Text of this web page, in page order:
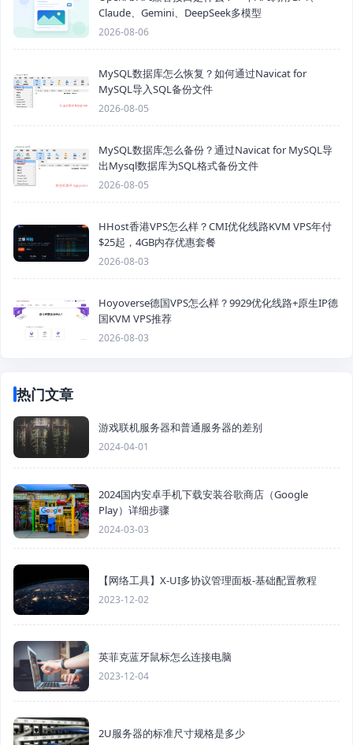
Claude、Gemini、DeepSeek多模型
2026-08-06
MySQL数据库怎么恢复？如何通过Navicat for
MySQL导入SQL备份文件
2026-08-05
MySQL数据库怎么备份？通过Navicat for MySQL导
出Mysql数据库为SQL格式备份文件
2026-08-05
HHost香港VPS怎么样？CMI优化线路KVM VPS年付
$25起，4GB内存优惠套餐
2026-08-03
Hoyoverse德国VPS怎么样？9929优化线路+原生IP德
国KVM VPS推荐
2026-08-03
热门文章
游戏联机服务器和普通服务器的差别
2024-04-01
2024国内安卓手机下载安装谷歌商店（Google
Play）详细步骤
2024-03-03
【网络工具】X-UI多协议管理面板-基础配置教程
2023-12-02
英菲克蓝牙鼠标怎么连接电脑
2023-12-04
2U服务器的标准尺寸规格是多少